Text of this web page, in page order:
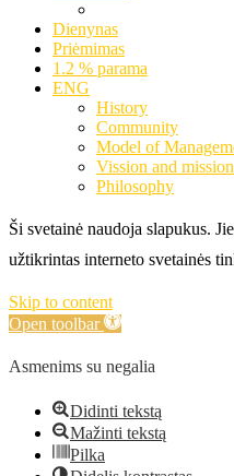
Dienynas
Priėmimas
1.2 % parama
ENG
History
Community
Model of
Vission and
Philosophy
Ši svetainė naudoja slapukus.
užtikrintas interneto svetainės
Skip to content
Open toolbar
Asmenims su negalia
Didinti tekstą
Mažinti tekstą
Pilka